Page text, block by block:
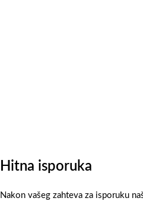
Hitna isporuka
Nakon vašeg zahteva za isporuku